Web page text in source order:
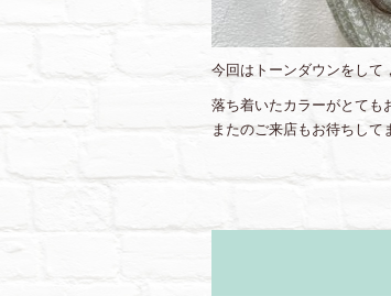
今回はトーンダウンをし
落ち着いたカラーがとて
またのご来店もお待ちし